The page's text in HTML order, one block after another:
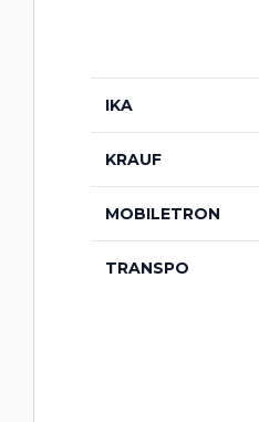
IKA
KRAUF
MOBILETRON
TRANSPO